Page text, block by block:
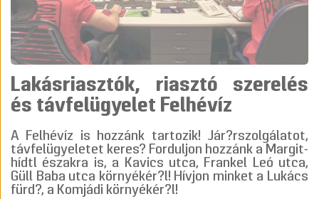
Lakásriasztók, riasztó szerelés
és távfelügyelet Felhévíz
A Felhévíz is hozzánk tartozik! Jár?rszolgálatot,
távfelügyeletet keres? Forduljon hozzánk a Margit-
hídtl északra is, a Kavics utca, Frankel Leó utca,
Güll Baba utca környékér?l! Hívjon minket a Lukács
fürd?, a Komjádi környékér?l!